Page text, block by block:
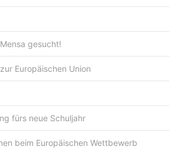
gesucht!
Europäischen Union
fürs neue Schuljahr
beim Europäischen Wettbewerb